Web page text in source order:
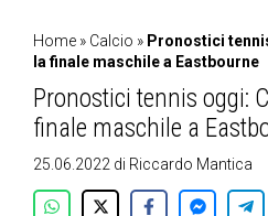
Home » Calcio » Pronostici
la finale maschile a Eastbourne
Pronostici tennis oggi:
finale maschile a
25.06.2022 di Riccardo Mantica